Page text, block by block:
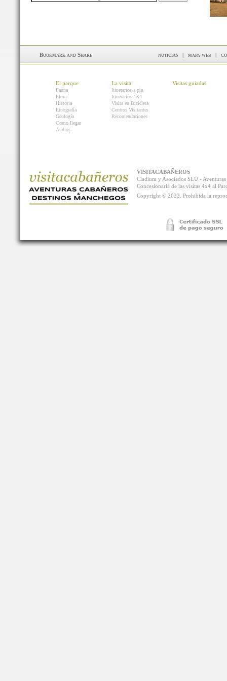
noticias | mapa web |
El parque
Fauna
Flora
Historia
Etnografía
Geología
Como llegar
Audios
La visita
Itinerarios a pie
Itinerarios 4X4
Visita en Bicicleta
Centros Visitantes
Recomendaciones
Visitas guiadas
VISITACABAÑEROS
Cladium y Asociados SLU -
Concesionaria de las visitas 4x4 al
Copyright © 2022. Prohibida la